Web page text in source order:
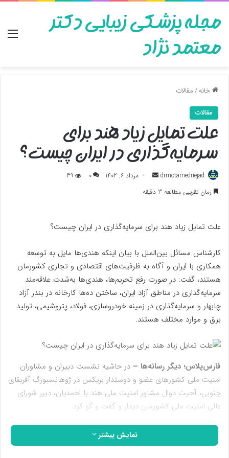
مجله پزشکی زیبایی دکتر
معتمد نژاد
خانه/مقالات
مقالات
علت تمایل زیاد هند برای
سرمایه‌گذاری در ایران چیست؟
drmotamednejad
ارسال
به
مرداد 6, 1402 0
39
زمان تقریبی مطالعه 3 دقیقه
علت تمایل زیاد هند برای سرمایه‌گذاری در ایران چیست؟
کارشناس مسائل بین‌الملل با بیان اینکه هندی‌ها مایل به توسعه
همکاری با ایران و آگاه به ظرفیت‌های اقتصادی و تجاری کشورمان
هستند، گفت: در صورت رفع تحریم‌ها، هندی‌ها به‌شدت علاقه‌مند
سرمایه‌گذاری در مناطق آزاد ایران، ساختن ده‌ها کارخانه در بندر آزاد
چابهار و سرمایه‌گذاری در زمینه خودروسازی، فولاد، پتروشیمی، تولید
برق و موارد مختلف هستند.
فارس‌پلاس؛ دیگر رسانه‌ها – در حاشیه نشست دبیران و مشاوران
امنیت ملی کشورهای عضو و دوستدار بریکس در ژوهانسبورگ آفریقای
جنوبی، آجیت دوال مشاور امنیت ملی هند با احمدیان، دبیر شورای
عالی امنیت ملی کشورمان دیدار و گفت و گو کرد.
احمدیان با بیان اینکه روابط تاریخی و مشترکات متعدد فرهنگی و
تمدنی پیوند دهنده ملت‌های دو کشور است و موجب شده مناسبات
نمایش بیشتر